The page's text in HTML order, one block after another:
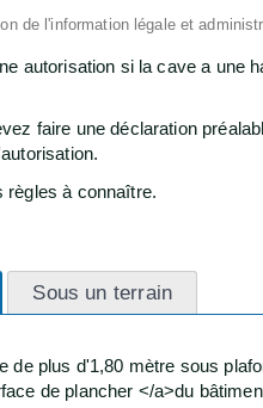
de l'information légale et
autorisation si la cave a une
faire une déclaration
règles à connaître.
Sous un terrain
de plus d'1,80 mètre sous
de plancher </a>du